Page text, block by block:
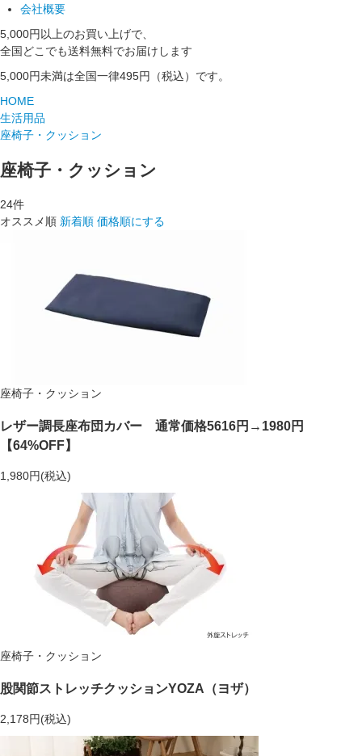
会社概要
5,000円以上のお買い上げで、
全国どこでも送料無料でお届けします
5,000円未満は全国一律495円（税込）です。
HOME
生活用品
座椅子・クッション
座椅子・クッション
24件
オススメ順 新着順 価格順にする
座椅子・クッション
レザー調長座布団カバー 通常価格5616円→1980円
【64%OFF】
1,980円(税込)
座椅子・クッション
股関節ストレッチクッションYOZA（ヨザ）
2,178円(税込)